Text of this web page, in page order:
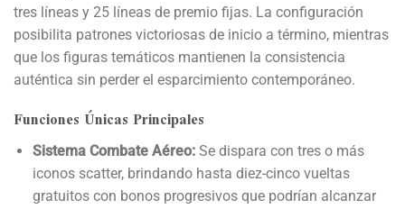
tres líneas y 25 líneas de premio fijas. La configuración
posibilita patrones victoriosas de inicio a término, mientras
que los figuras temáticos mantienen la consistencia
auténtica sin perder el esparcimiento contemporáneo.
Funciones Únicas Principales
Sistema Combate Aéreo:Se dispara con tres o más
iconos scatter, brindando hasta diez-cinco vueltas
gratuitos con bonos progresivos que podrían alcanzar